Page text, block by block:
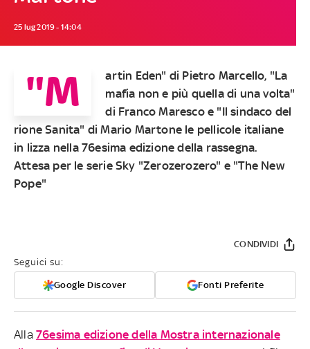
25 lug 2019 - 14:04
"M
artin Eden" di Pietro Marcello, "La
mafia non e più quella di una volta"
di Franco Maresco e "Il sindaco del
rione Sanita" di Mario Martone le pellicole italiane
in lizza nella 76esima edizione della rassegna.
Attesa per le serie Sky "Zerozerozero" e "The New
Pope"
Seguici su:
Google Discover Fonti Preferite
CONDIVIDI
Alla 76esima edizione della Mostra internazionale